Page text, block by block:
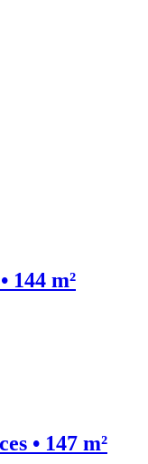
144 m²
• 147 m²